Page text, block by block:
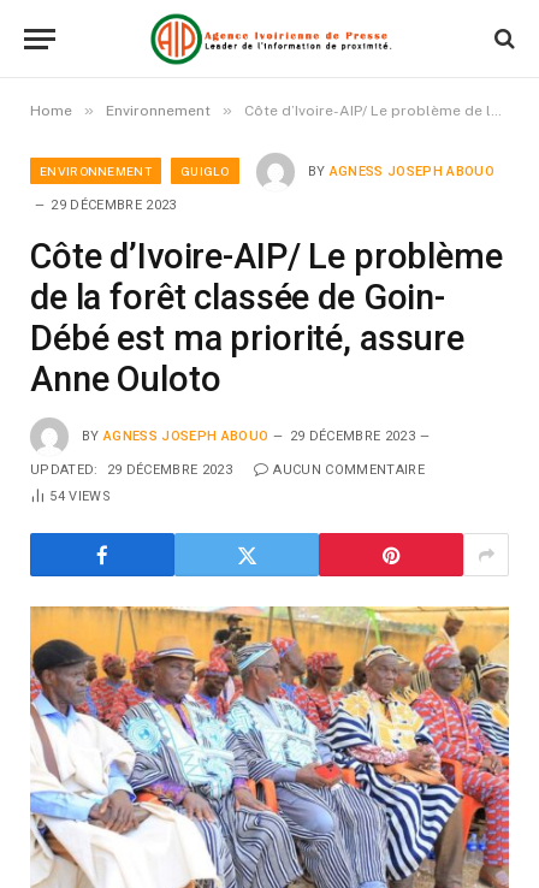
Home » Environnement » Côte d’Ivoire-AIP/ Le problème de la forêt classée de Goin-Débé est ma priorité, assure Anne Ouloto
ENVIRONNEMENT GUIGLO BY AGNESS JOSEPH ABOUO
29 DÉCEMBRE 2023
Côte d’Ivoire-AIP/ Le problème
de la forêt classée de Goin-
Débé est ma priorité, assure
Anne Ouloto
BY AGNESS JOSEPH ABOUO 29 DÉCEMBRE 2023
UPDATED: 29 DÉCEMBRE 2023
AUCUN COMMENTAIRE
54VIEWS